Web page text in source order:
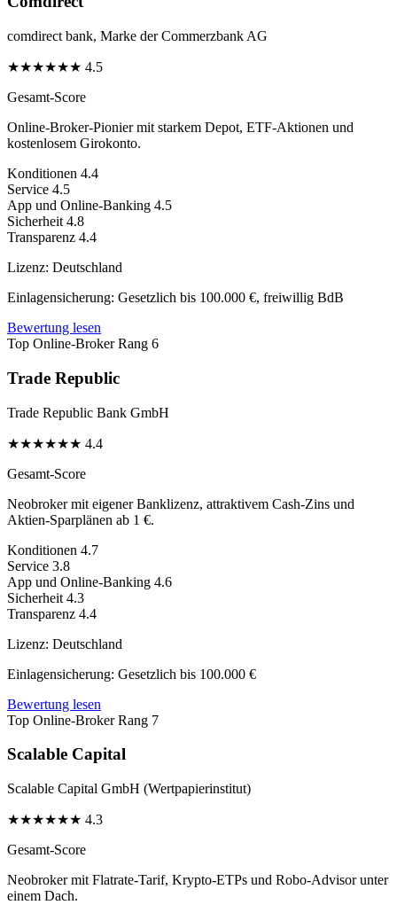
comdirect bank, Marke der Commerzbank AG
★★★★★★ 4.5
Gesamt-Score
Online-Broker-Pionier mit starkem Depot, ETF-Aktionen und
kostenlosem Girokonto.
Konditionen 4.4
Service 4.5
App und Online-Banking 4.5
Sicherheit 4.8
Transparenz 4.4
Lizenz: Deutschland
Einlagensicherung: Gesetzlich bis 100.000 €, freiwillig BdB
Bewertung lesen
Top Online-Broker Rang 6
Trade Republic
Trade Republic Bank GmbH
★★★★★★ 4.4
Gesamt-Score
Neobroker mit eigener Banklizenz, attraktivem Cash-Zins und
Aktien-Sparplänen ab 1 €.
Konditionen 4.7
Service 3.8
App und Online-Banking 4.6
Sicherheit 4.3
Transparenz 4.4
Lizenz: Deutschland
Einlagensicherung: Gesetzlich bis 100.000 €
Bewertung lesen
Top Online-Broker Rang 7
Scalable Capital
Scalable Capital GmbH (Wertpapierinstitut)
★★★★★★ 4.3
Gesamt-Score
Neobroker mit Flatrate-Tarif, Krypto-ETPs und Robo-Advisor unter
einem Dach.